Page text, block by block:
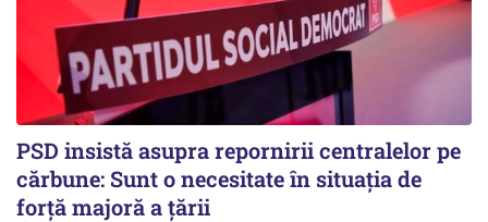
PSD insistă asupra repornirii centralelor pe
cărbune: Sunt o necesitate în situația de
forță majoră a țării